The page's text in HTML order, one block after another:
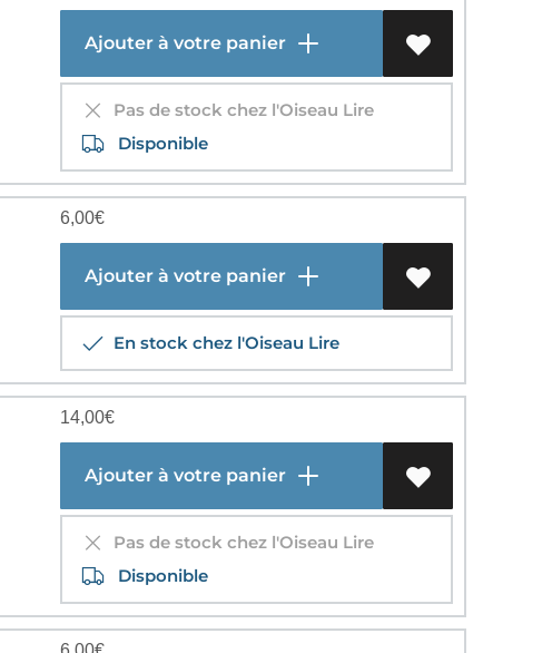
Ajouter à votre panier
Pas de stock chez l'Oiseau Lire
Disponible
6,00€
Ajouter à votre panier
En stock chez l'Oiseau Lire
14,00€
Ajouter à votre panier
Pas de stock chez l'Oiseau Lire
Disponible